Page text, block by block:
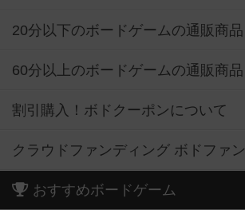
20分以下のボードゲームの通販商品
60分以上のボードゲームの通販商品
割引購入！ボドクーポンについて
クラウドファンディング ボドファン
おすすめボードゲーム